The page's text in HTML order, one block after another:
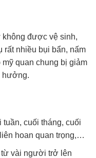
được vệ sinh,
rất nhiều bụi bẩn, nấm
quan chung bị giảm
hưởng.
cuối tháng, cuối
hoan quan trọng,…
vài người trở lên